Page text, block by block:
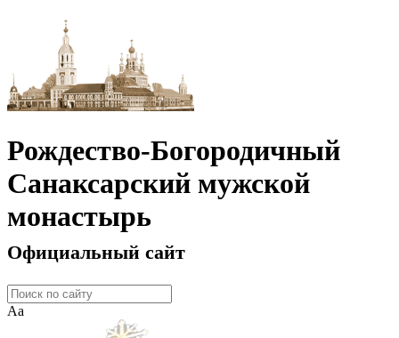
Рождество-Богородичный
Санаксарский мужской
монастырь
Официальный сайт
Аа